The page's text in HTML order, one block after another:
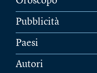
Pubblicità
Paesi
Autori